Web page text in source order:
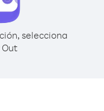
selecciona